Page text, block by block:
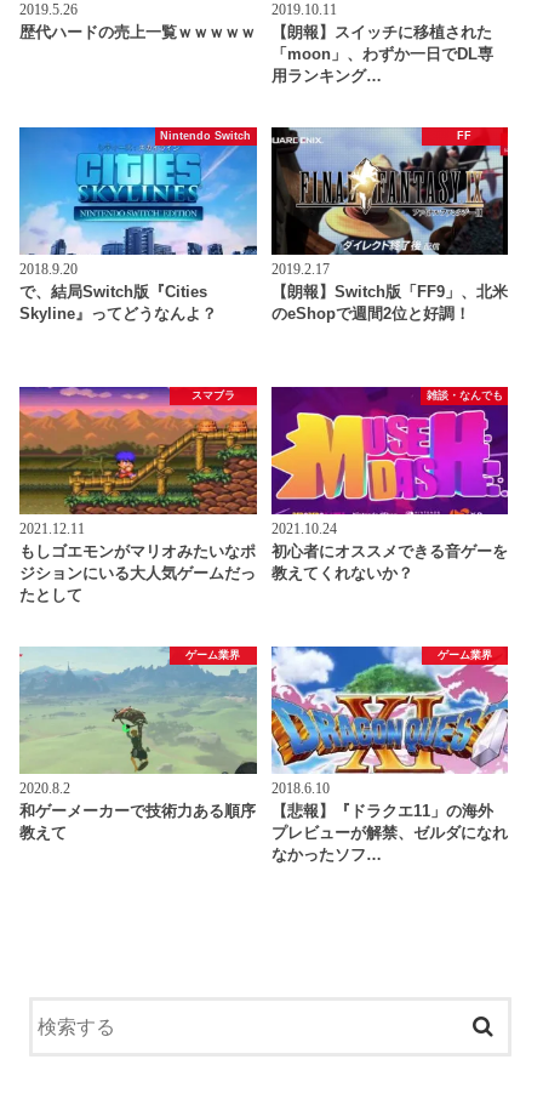
2019.5.26
歴代ハードの売上一覧ｗｗｗｗｗ
2019.10.11
【朗報】スイッチに移植された
「moon」、わずか一日でDL専
用ランキング…
Nintendo Switch
2018.9.20
で、結局Switch版『Cities
Skyline』ってどうなんよ？
FF
2019.2.17
【朗報】Switch版「FF9」、北米
のeShopで週間2位と好調！
スマブラ
2021.12.11
もしゴエモンがマリオみたいなポ
ジションにいる大人気ゲームだっ
たとして
雑談・なんでも
2021.10.24
初心者にオススメできる音ゲーを
教えてくれないか？
ゲーム業界
2020.8.2
和ゲーメーカーで技術力ある順序
教えて
ゲーム業界
2018.6.10
【悲報】『ドラクエ11」の海外
プレビューが解禁、ゼルダになれ
なかったソフ…